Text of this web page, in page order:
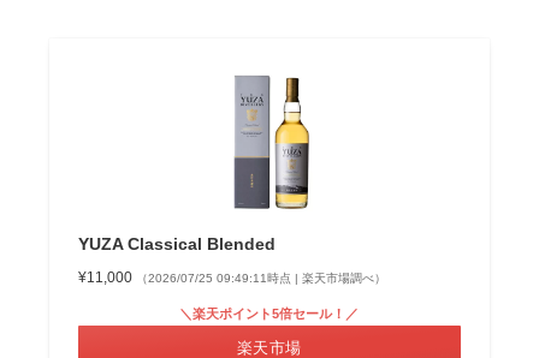
YUZA Classical Blended
¥11,000 （2026/07/25 09:49:11時点 | 楽天市場調べ）
＼楽天ポイント5倍セール！／
楽天市場